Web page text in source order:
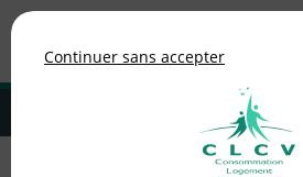
MENU
Adhérer à la CLCV
Continuer sans accepter